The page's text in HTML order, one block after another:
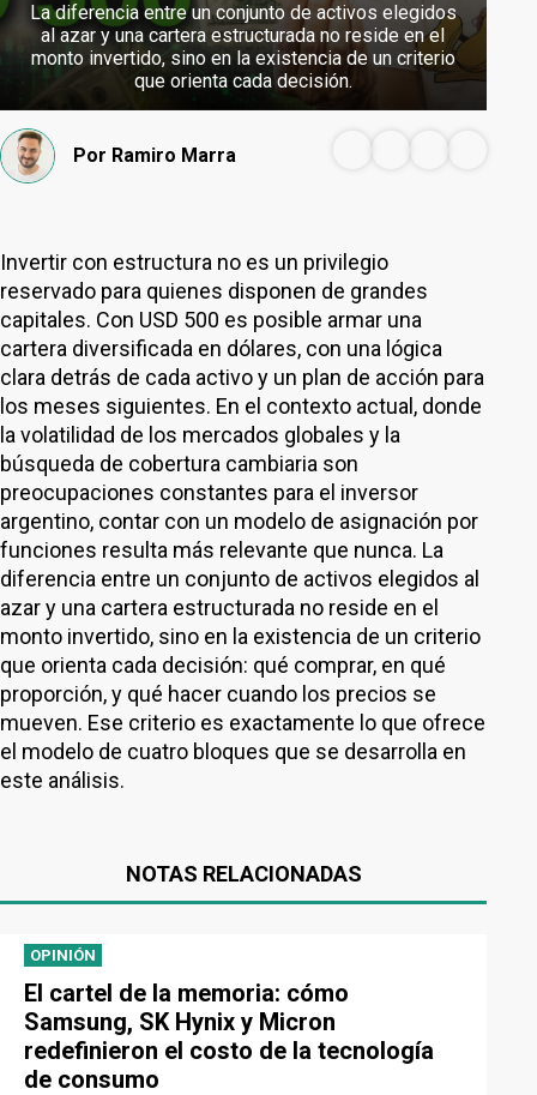
La diferencia entre un conjunto de activos elegidos
al azar y una cartera estructurada no reside en el
monto invertido, sino en la existencia de un criterio
que orienta cada decisión.
Por Ramiro Marra
Invertir con estructura no es un privilegio
reservado para quienes disponen de grandes
capitales. Con USD 500 es posible armar una
cartera diversificada en dólares, con una lógica
clara detrás de cada activo y un plan de acción para
los meses siguientes. En el contexto actual, donde
la volatilidad de los mercados globales y la
búsqueda de cobertura cambiaria son
preocupaciones constantes para el inversor
argentino, contar con un modelo de asignación por
funciones resulta más relevante que nunca. La
diferencia entre un conjunto de activos elegidos al
azar y una cartera estructurada no reside en el
monto invertido, sino en la existencia de un criterio
que orienta cada decisión: qué comprar, en qué
proporción, y qué hacer cuando los precios se
mueven. Ese criterio es exactamente lo que ofrece
el modelo de cuatro bloques que se desarrolla en
este análisis.
NOTAS RELACIONADAS
OPINIÓN
El cartel de la memoria: cómo
Samsung, SK Hynix y Micron
redefinieron el costo de la tecnología
de consumo